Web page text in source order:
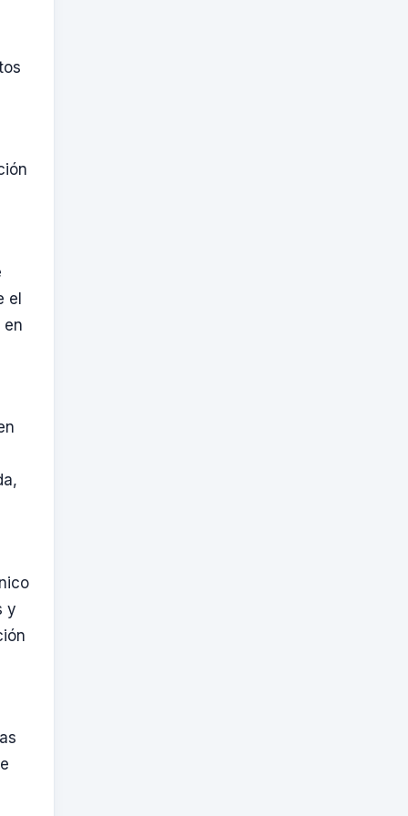
el
en
y